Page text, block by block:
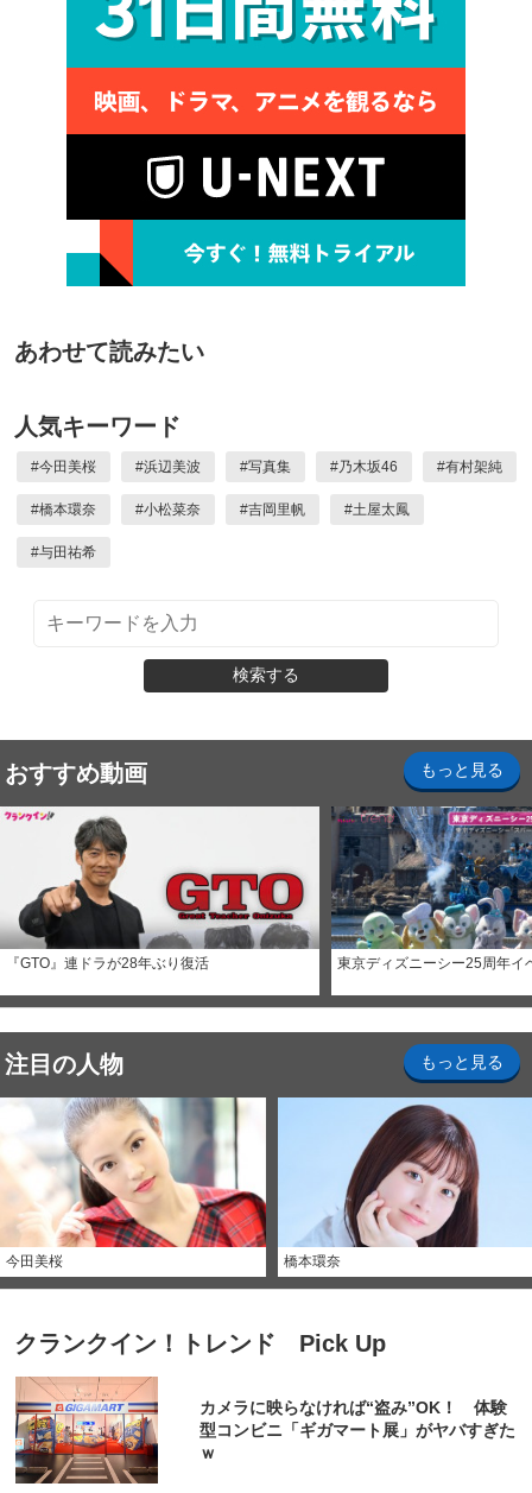
あわせて読みたい
人気キーワード
#今田美桜 #浜辺美波 #写真集 #乃木坂46 #有村架純
#橋本環奈 #小松菜奈 #吉岡里帆 #土屋太鳳
#与田祐希
検索する
おすすめ動画 もっと見る
『GTO』連ドラが28年ぶり復活 東京ディズニーシー25周年イ
注目の人物 もっと見る
今田美桜 橋本環奈
クランクイン！トレンド Pick Up
カメラに映らなければ“盗み”OK！ 体験
型コンビニ「ギガマート展」がヤバすぎた
ｗ